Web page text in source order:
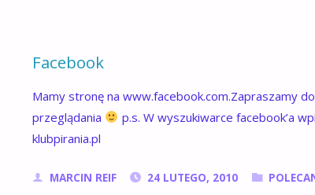
Facebook
Mamy stronę na www.facebook.com.Zapraszamy do
przeglądania
p.s. W wyszukiwarce facebook’a
klubpirania.pl
MARCIN REIF 24 LUTEGO, 2010